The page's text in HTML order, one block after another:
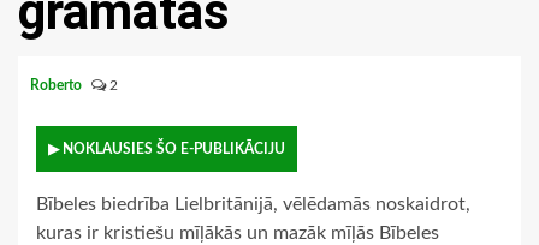
Roberto 2
▶ NOKLAUSIES ŠO E-PUBLIKĀCIJU
Bībeles biedrība Lielbritānijā, vēlēdamās noskaidrot,
kuras ir kristiešu mīļākās un mazāk mīļās Bībeles